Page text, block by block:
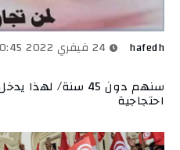
hafedh
سنهم دون 45 سنة/
احتجاجية